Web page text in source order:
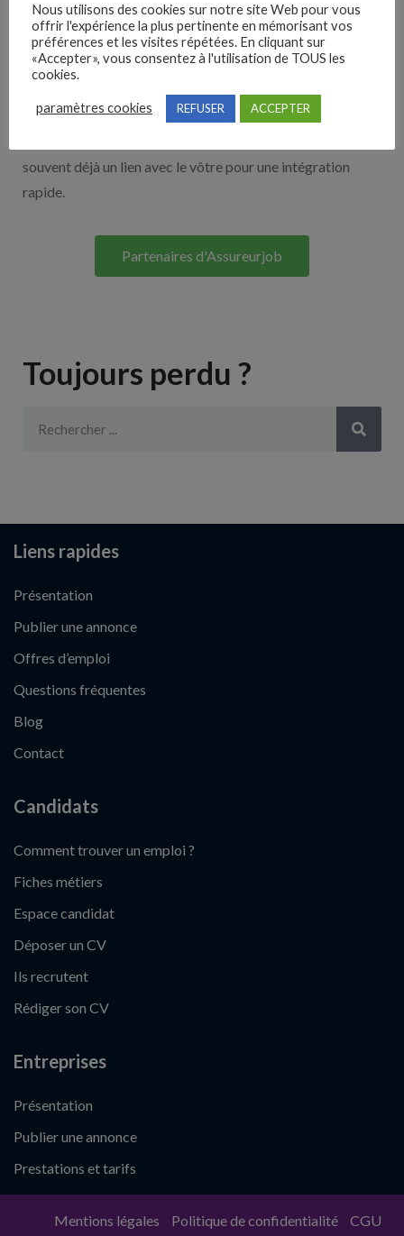
Nos solutions entreprises
Découvrez nos partenaires ! Moteurs de recherches,
multidiffuseurs, sites payant… nombreux sont nos
souvent déjà un lien avec le vôtre pour une intégration
rapide.
Partenaires d'Assureurjob
Toujours perdu ?
Liens rapides
Présentation
Publier une annonce
Offres d’emploi
Questions fréquentes
Blog
Contact
Candidats
Comment trouver un emploi ?
Fiches métiers
Espace candidat
Déposer un CV
Ils recrutent
Rédiger son CV
Entreprises
Présentation
Publier une annonce
Prestations et tarifs
Mentions légales Politique de confidentialité CGU
Nous utilisons des cookies sur notre site Web pour vous
offrir l'expérience la plus pertinente en mémorisant vos
préférences et les visites répétées. En cliquant sur
«Accepter», vous consentez à l'utilisation de TOUS les
cookies.
paramètres cookies REFUSER ACCEPTER